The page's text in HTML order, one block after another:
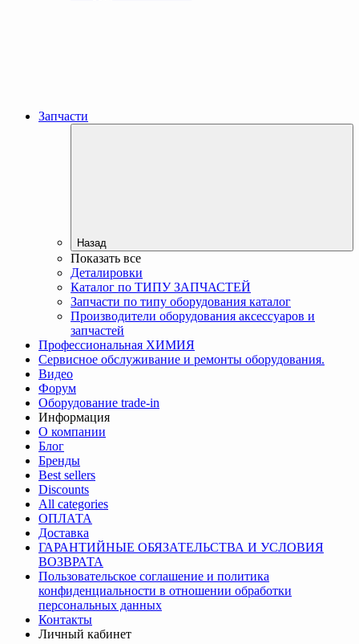
Запчасти
Назад
Показать все
Деталировки
Каталог по ТИПУ ЗАПЧАСТЕЙ
Запчасти по типу оборудования каталог
Производители оборудования аксессуаров и
запчастей
Профессиональная ХИМИЯ
Сервисное обслуживание и ремонты оборудования.
Видео
Форум
Оборудование trade-in
Информация
О компании
Блог
Бренды
Best sellers
Discounts
All categories
ОПЛАТА
Доставка
ГАРАНТИЙНЫЕ ОБЯЗАТЕЛЬСТВА И УСЛОВИЯ
ВОЗВРАТА
Пользовательское соглашение и политика
конфиденциальности в отношении обработки
персональных данных
Контакты
Личный кабинет